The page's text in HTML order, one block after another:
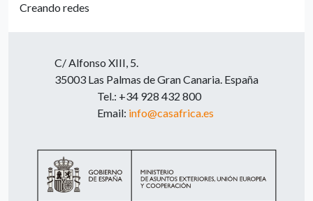
Creando redes
C/ Alfonso XIII, 5.
35003 Las Palmas de Gran Canaria. España
Tel.: +34 928 432 800
Email: info@casafrica.es